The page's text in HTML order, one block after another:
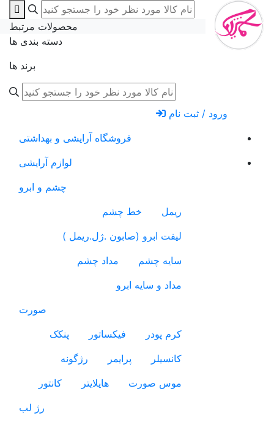
دسته بندی ها
برند ها
محصولات مرتبط
ورود / ثبت نام
فروشگاه آرایشی و بهداشتی
لوازم آرایشی
چشم و ابرو
ریمل
خط چشم
لیفت ابرو (صابون .ژل.ریمل )
سایه چشم
مداد چشم
مداد و سایه ابرو
صورت
کرم پودر
فیکساتور
پنکک
کانسیلر
پرایمر
رژگونه
موس صورت
هایلایتر
کانتور
رژ لب